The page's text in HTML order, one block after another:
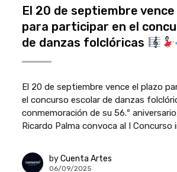
El 20 de septiembre vence
para participar en el
de danzas folclóricas
El 20 de septiembre vence el plazo
el concurso escolar de danzas
conmemoración de su 56.º
Ricardo Palma convoca al I Concurso
by Cuenta Artes
06/09/2025